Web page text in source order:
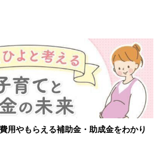
用やもらえる補助金・助成金をわかり